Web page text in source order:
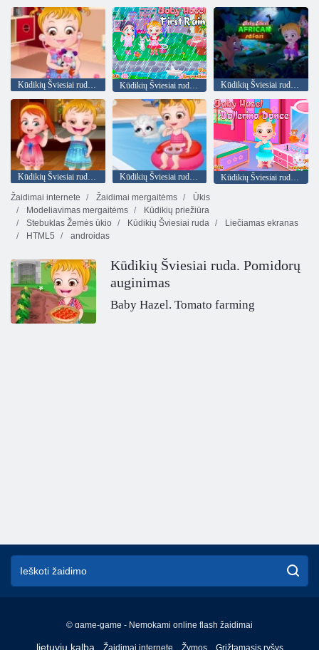
Kūdikių Šviesiai ruda daktaras Groti Kūdikių Šviesiai ruda Pirmas Lietus Kūdikių Šviesiai ruda: Afrikos safari
Kūdikių Šviesiai ruda Vasaros Pramogos
Kūdikių Šviesiai ruda balerina šokis
Žaidimai internete
Žaidimai mergaitėms
Ūkis
Modeliavimas mergaitėms
Kūdikių priežiūra
Stebuklas Žemės ūkio
Kūdikių Šviesiai ruda
Liečiamas ekranas
HTML5
androidas
Kūdikių Šviesiai ruda. Pomidorų
auginimas
Baby Hazel. Tomato farming
© game-game - Nemokami online flash žaidimai
lietuvių kalba
English
Žaidimai internete Žymos Grįžtamasis ryšys